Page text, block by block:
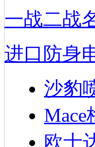
一战二战
进口防身
沙豹
Mace
欧士